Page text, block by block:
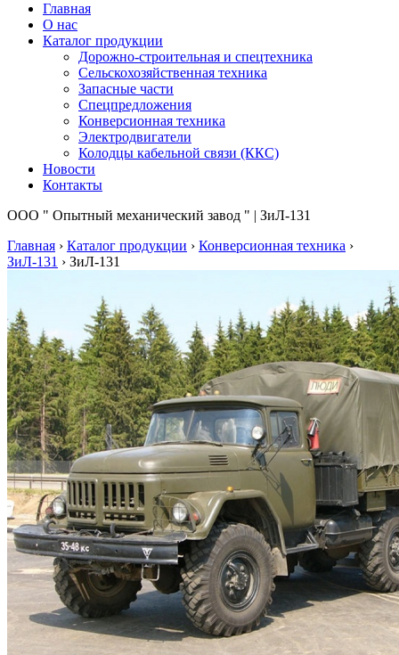
Главная
О нас
Каталог продукции
Дорожно-строительная и спецтехника
Сельскохозяйственная техника
Запасные части
Спецпредложения
Конверсионная техника
Электродвигатели
Колодцы кабельной связи (ККС)
Новости
Контакты
ООО " Опытный механический завод " | ЗиЛ-131
Главная › Каталог продукции › Конверсионная техника ›
ЗиЛ-131 › ЗиЛ-131